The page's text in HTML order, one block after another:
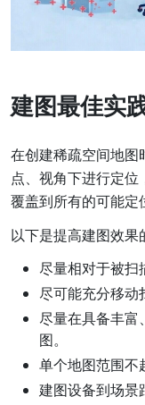
建图最佳实
在创建稀疏空间地图
点、视角下进行定
覆盖到所有的可能定
以下是提高建图效果
尽量相对于被扫
尽可能充分移动
尽量在具备丰富
图。
单个地图范围不
建图设备到场景